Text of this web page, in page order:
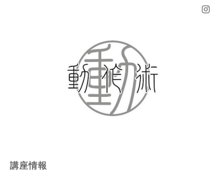
講座情報